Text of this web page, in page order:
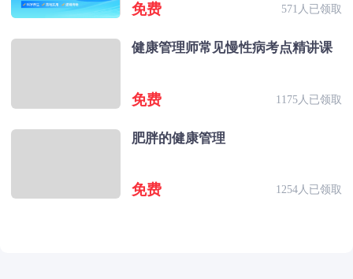
免费 571人已领取
健康管理师常见慢性病考点精讲课
免费 1175人已领取
肥胖的健康管理
免费 1254人已领取